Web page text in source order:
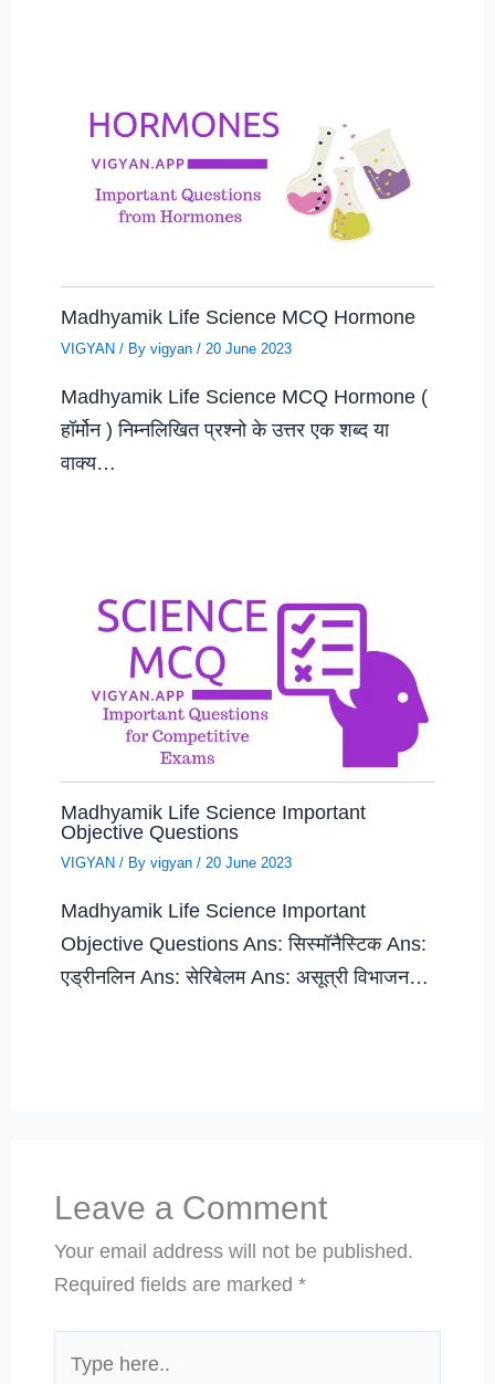
Madhyamik Life Science MCQ Hormone
VIGYAN / Byvigyan/ 20 June 2023
Madhyamik Life Science MCQ Hormone (
हॉर्मोन ) निम्नलिखित प्रश्नो के उत्तर एक शब्द या
वाक्य…
Madhyamik Life Science Important
Objective Questions
VIGYAN / Byvigyan/ 20 June 2023
Madhyamik Life Science Important
Objective Questions Ans: सिस्मॉनैस्टिक Ans:
एड्रीनलिन Ans: सेरिबेलम Ans: असूत्री विभाजन…
Leave a Comment
Your email address will not be published.
Required fields are marked *
here..